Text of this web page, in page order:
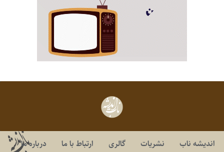
اندیشه ناب نشریات گالری ارتباط با ما درباره ما